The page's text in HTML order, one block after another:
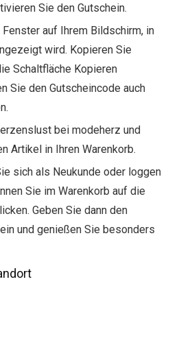
Sie den Gutschein.
Fenster auf Ihrem Bildschirm, in
wird. Kopieren Sie
Schaltfläche Kopieren
Sie den Gutscheincode auch
bei modeherz und
Artikel in Ihren Warenkorb.
sich als Neukunde oder loggen
Sie im Warenkorb auf die
Geben Sie dann den
und genießen Sie besonders